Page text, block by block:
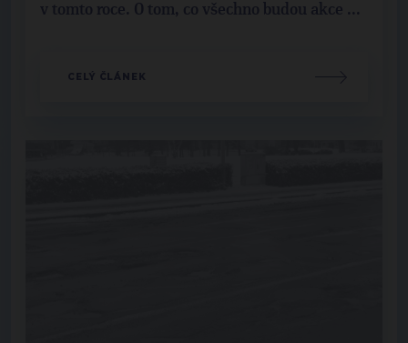
v tomto roce. O tom, co všechno budou akce ...
CELÝ ČLÁNEK